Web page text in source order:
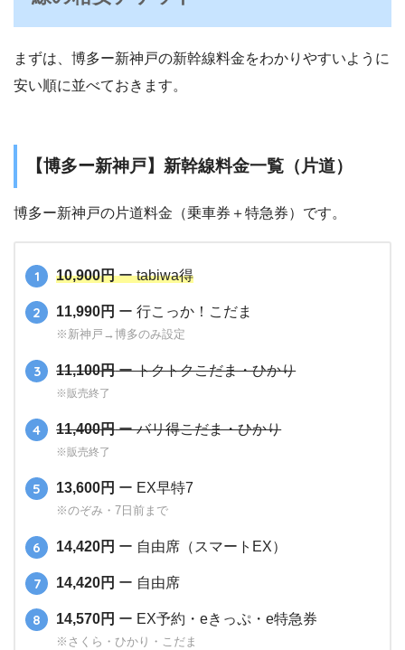
まずは、博多ー新神戸の新幹線料金をわかりやすいように
安い順に並べておきます。
【博多ー新神戸】新幹線料金一覧（片道）
博多ー新神戸の片道料金（乗車券＋特急券）です。
10,900円ー tabiwa得
11,990円 ー 行こっか！こだま
※新神戸→博多のみ設定
11,100円ー トクトクこだま・ひかり
※販売終了
11,400円ー バリ得こだま・ひかり
※販売終了
13,600円 ー EX早特7
※のぞみ・7日前まで
14,420円 ー 自由席（スマートEX）
14,420円 ー 自由席
14,570円 ー EX予約・eきっぷ・e特急券
※さくら・ひかり・こだま